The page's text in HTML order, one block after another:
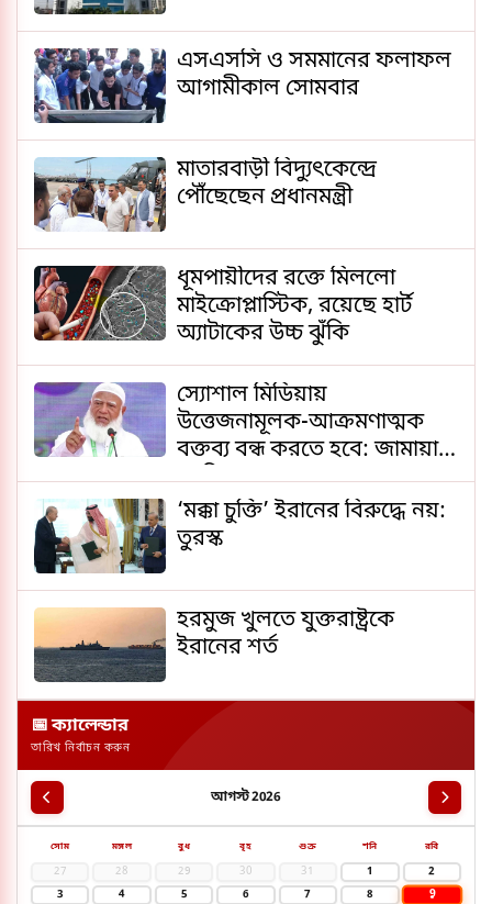
এসএসসি ও সমমানের ফলাফল
আগামীকাল সোমবার
মাতারবাড়ী বিদ্যুৎকেন্দ্রে
পৌঁছেছেন প্রধানমন্ত্রী
ধূমপায়ীদের রক্তে মিললো
মাইক্রোপ্লাস্টিক, রয়েছে হার্ট
অ্যাটাকের উচ্চ ঝুঁকি
স্যোশাল মিডিয়ায়
উত্তেজনামূলক-আক্রমণাত্মক
বক্তব্য বন্ধ করতে হবে: জামায়াত
আমির
‘মক্কা চুক্তি’ ইরানের বিরুদ্ধে নয়:
তুরস্ক
হরমুজ খুলতে যুক্তরাষ্ট্রকে
ইরানের শর্ত
📅 ক্যালেন্ডার
তারিখ নির্বাচন করুন
আগস্ট 2026
সোম মঙ্গল বুধ বৃহ শুক্র শনি রবি
27 28 29 30 31 1
2
3
4 5 6 7 8 9